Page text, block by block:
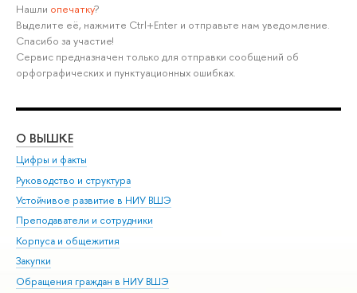
Нашли опечатку?
Выделите её, нажмите Ctrl+Enter и отправьте нам уведомление.
Спасибо за участие!
Сервис предназначен только для отправки сообщений об
орфографических и пунктуационных ошибках.
О ВЫШКЕ
Цифры и факты
Руководство и структура
Устойчивое развитие в НИУ ВШЭ
Преподаватели и сотрудники
Корпуса и общежития
Закупки
Обращения граждан в НИУ ВШЭ